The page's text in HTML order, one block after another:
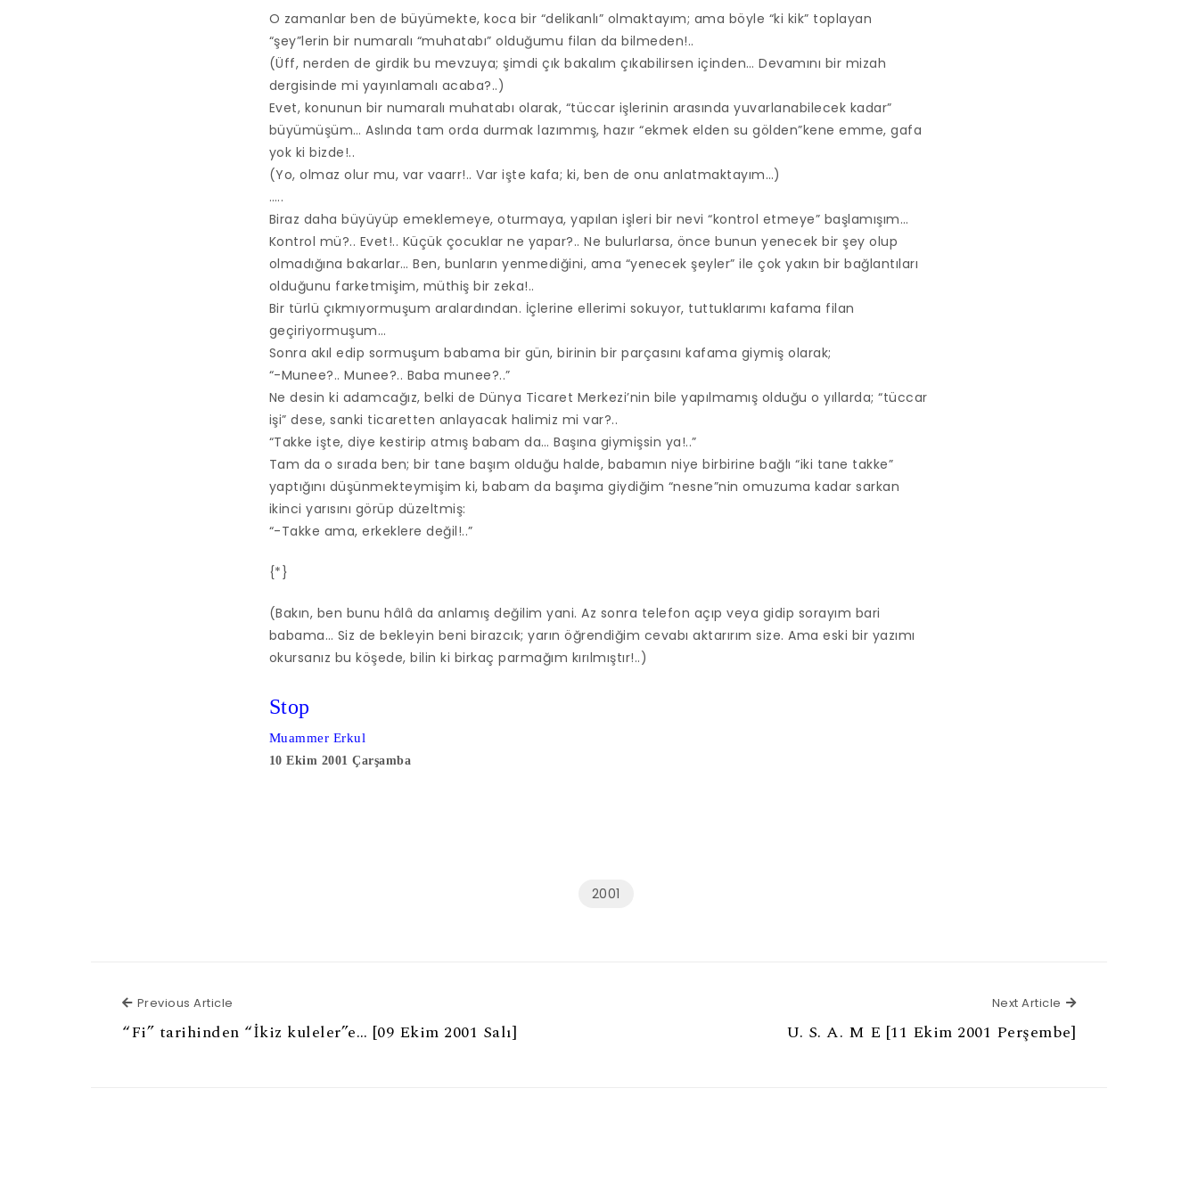
O zamanlar ben de büyümekte, koca bir “delikanlı” olmaktayım; ama böyle “ki kik” toplayan
“şey”lerin bir numaralı “muhatabı” olduğumu filan da bilmeden!..
(Üff, nerden de girdik bu mevzuya; şimdi çık bakalım çıkabilirsen içinden… Devamını bir mizah
dergisinde mi yayınlamalı acaba?..)
Evet, konunun bir numaralı muhatabı olarak, “tüccar işlerinin arasında yuvarlanabilecek kadar”
büyümüşüm… Aslında tam orda durmak lazımmış, hazır “ekmek elden su gölden”kene emme, gafa
yok ki bizde!..
(Yo, olmaz olur mu, var vaarr!.. Var işte kafa; ki, ben de onu anlatmaktayım…)
…..
Biraz daha büyüyüp emeklemeye, oturmaya, yapılan işleri bir nevi “kontrol etmeye” başlamışım…
Kontrol mü?.. Evet!.. Küçük çocuklar ne yapar?.. Ne bulurlarsa, önce bunun yenecek bir şey olup
olmadığına bakarlar… Ben, bunların yenmediğini, ama “yenecek şeyler” ile çok yakın bir bağlantıları
olduğunu farketmişim, müthiş bir zeka!..
Bir türlü çıkmıyormuşum aralardından. İçlerine ellerimi sokuyor, tuttuklarımı kafama filan
geçiriyormuşum…
Sonra akıl edip sormuşum babama bir gün, birinin bir parçasını kafama giymiş olarak;
“-Munee?.. Munee?.. Baba munee?..”
Ne desin ki adamcağız, belki de Dünya Ticaret Merkezi’nin bile yapılmamış olduğu o yıllarda; “tüccar
işi” dese, sanki ticaretten anlayacak halimiz mi var?..
“Takke işte, diye kestirip atmış babam da… Başına giymişsin ya!..”
Tam da o sırada ben; bir tane başım olduğu halde, babamın niye birbirine bağlı “iki tane takke”
yaptığını düşünmekteymişim ki, babam da başıma giydiğim “nesne”nin omuzuma kadar sarkan
ikinci yarısını görüp düzeltmiş:
“-Takke ama, erkeklere değil!..”
{*}
(Bakın, ben bunu hâlâ da anlamış değilim yani. Az sonra telefon açıp veya gidip sorayım bari
babama… Siz de bekleyin beni birazcık; yarın öğrendiğim cevabı aktarırım size. Ama eski bir yazımı
okursanız bu köşede, bilin ki birkaç parmağım kırılmıştır!..)
Stop
Muammer Erkul
10 Ekim 2001 Çarşamba
2001
Previous Article
“Fi” tarihinden “İkiz kuleler”e… [09 Ekim 2001 Salı]
Next Article Next Article
U. S. A. M E [11 Ekim 2001 Perşembe]